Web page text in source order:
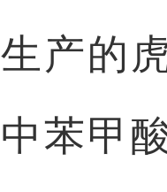
生产的
中苯甲